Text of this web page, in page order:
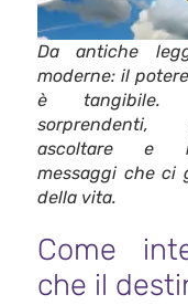
Da antiche
moderne: il
è tangibile.
sorprendenti,
ascoltare e
messaggi che ci
della vita.
Come
che il